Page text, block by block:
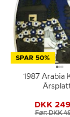
SPAR 50%
1987 Arabia
DKK
Før: DKK